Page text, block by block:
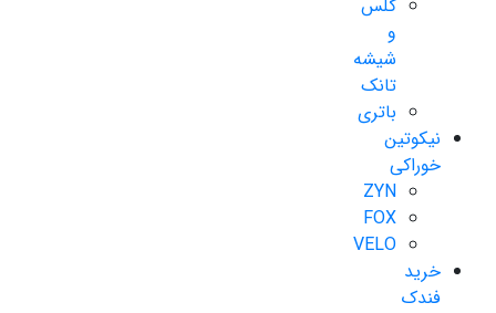
گلس
و
شیشه
تانک
باتری
نیکوتین
خوراکی
ZYN
FOX
VELO
خرید
فندک